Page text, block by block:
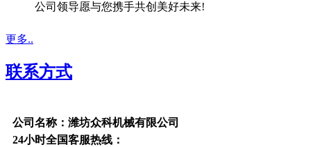
公司领导愿与您携手共创美好未来!
更多..
联系方式
公司名称：潍坊众科机械有限公司
24小时全国客服热线：